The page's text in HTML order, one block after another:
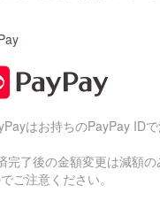
はお持ちのPayPay ID
完了後の金額変更は減額
ご注意ください。